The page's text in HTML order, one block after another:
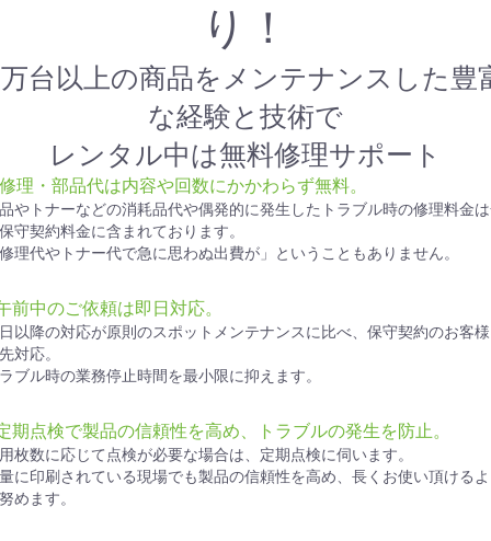
り！
台以上の商品をメンテナンスした豊
な経験と技術で
レンタル中は無料修理サポート
理・部品代は内容や回数にかかわらず無料。
やトナーなどの消耗品代や偶発的に発生したトラブル時の修理料金
守契約料金に含まれております。
理代やトナー代で急に思わぬ出費が」ということもありません。
前中のご依頼は即日対応。
以降の対応が原則のスポットメンテナンスに比べ、保守契約のお客
対応。
ブル時の業務停止時間を最小限に抑えます。
期点検で製品の信頼性を高め、トラブルの発生を防止。
枚数に応じて点検が必要な場合は、定期点検に伺います。
に印刷されている現場でも製品の信頼性を高め、長くお使い頂ける
めます。